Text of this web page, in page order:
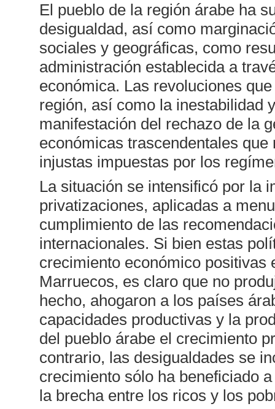
El pueblo de la región árabe ha
desigualdad, así como
sociales y geográficas, como
administración establecida a
económica. Las revoluciones
región, así como la inestabilidad
manifestación del rechazo de la
económicas trascendentales
injustas impuestas por los
La situación se intensificó por la
privatizaciones, aplicadas a
cumplimiento de las
internacionales. Si bien estas
crecimiento económico positivas
Marruecos, es claro que no
hecho, ahogaron a los países
capacidades productivas y la
del pueblo árabe el crecimiento
contrario, las desigualdades se
crecimiento sólo ha beneficiado
la brecha entre los ricos y los